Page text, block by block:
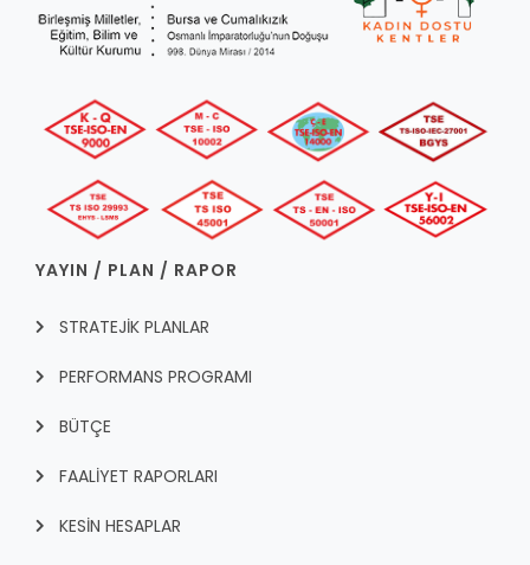
YAYIN / PLAN / RAPOR
STRATEJİK PLANLAR
PERFORMANS PROGRAMI
BÜTÇE
FAALİYET RAPORLARI
KESİN HESAPLAR